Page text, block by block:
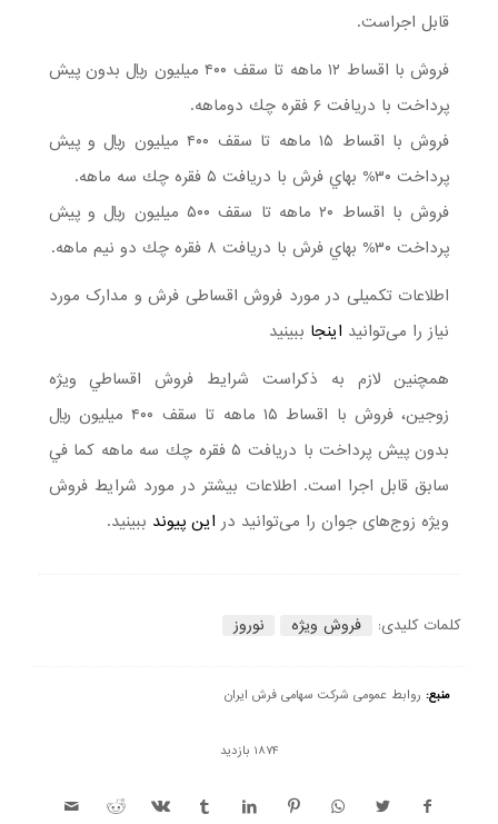
قابل اجراست.
فروش با اقساط ۱۲ ماهه تا سقف ۴۰۰ ميليون ريال بدون پيش
پرداخت با دريافت ۶ فقره چك دوماهه.
فروش با اقساط ۱۵ ماهه تا سقف ۴۰۰ ميليون ريال و پيش
پرداخت ۳۰% بهاي فرش با دريافت ۵ فقره چك سه ماهه.
فروش با اقساط ۲۰ ماهه تا سقف ۵۰۰ ميليون ريال و پيش
پرداخت ۳۰% بهاي فرش با دريافت ۸ فقره چك دو نيم ماهه.
اطلاعات تکمیلی در مورد فروش اقساطی فرش و مدارک مورد
نیاز را می‌توانید اینجا ببینید
همچنین لازم به ذكراست شرايط فروش اقساطي ويژه
زوجين، فروش با اقساط ۱۵ ماهه تا سقف ۴۰۰ ميليون ريال
بدون پيش پرداخت با دريافت ۵ فقره چك سه ماهه كما في
سابق قابل اجرا است. اطلاعات بیشتر در مورد شرایط فروش
ویژه زوج‌های جوان را می‌توانید در این پیوند ببینید.
کلمات کلیدی: فروش ویژه نوروز
منبع: روابط عمومی شرکت سهامی فرش ایران
1874 بازدید